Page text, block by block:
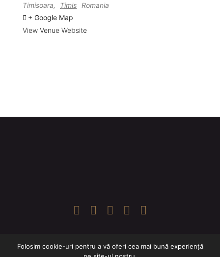
Timisoara, Timis
Romania
+ Google Map
View Venue Website
© Romanian Chamber Orchestra 2025
Folosim cookie-uri pentru a vă oferi cea mai bună experiență